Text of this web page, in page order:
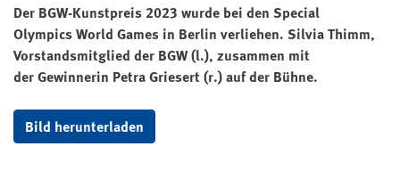
Der BGW-Kunstpreis 2023 wurde bei den Special
OlympicsWorld Games in Berlin verliehen. Silvia Thimm,
Vorstandsmitglied der BGW (l.), zusammen mit
der Gewinnerin Petra Griesert (r.) auf der Bühne.
Bild herunterladen